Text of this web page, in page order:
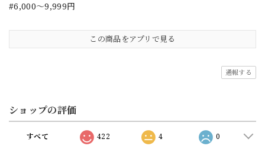
#6,000～9,999円
この商品をアプリで見る
通報する
ショップの評価
すべて 422 4 0